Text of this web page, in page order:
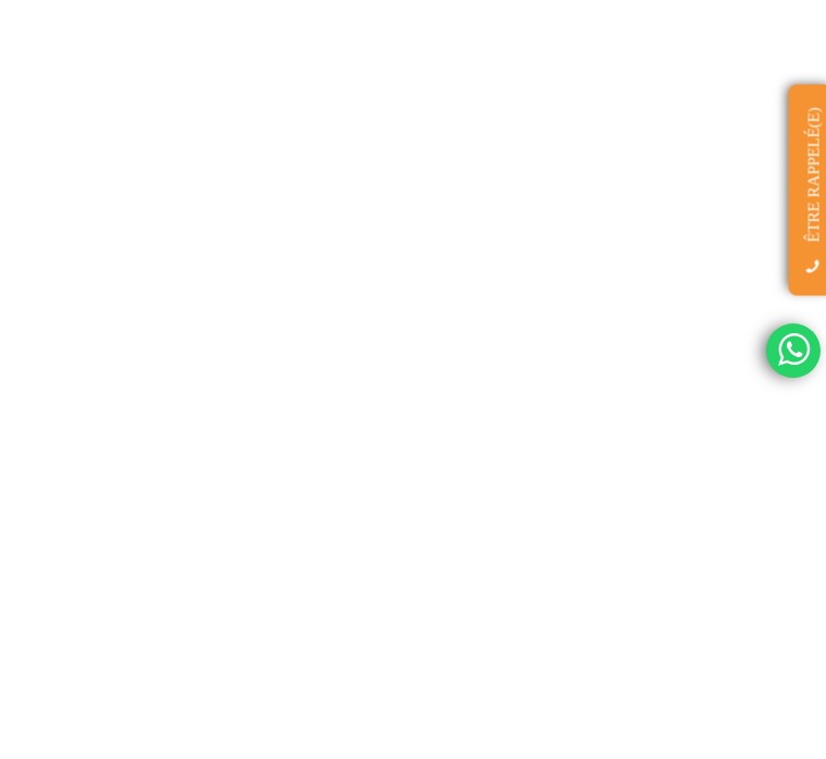
ÊTRE RAPPELÉ(E)